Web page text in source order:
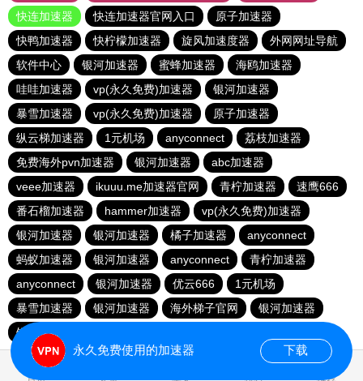
快连加速器
快连加速器官网入口
原子加速器
快鸭加速器
快柠檬加速器 旋风加速度器
外网网址导航
软件中心
银河加速器 蜜蜂加速器
海鸥加速器
哇哇加速器
vp(永久免费)加速器
银河加速器
暴雪加速器
vp(永久免费)加速器
原子加速器
纵云梯加速器
1元机场 anyconnect
荔枝加速器
免费海外pvn加速器
银河加速器
abc加速器
veee加速器
ikuuu.me加速器官网 青柠加速器
速鹰666
番石榴加速器
hammer加速器
vp(永久免费)加速器
银河加速器
银河加速器 橘子加速器
anyconnect
蚂蚁加速器
银河加速器 anyconnect
青柠加速器
anyconnect
银河加速器 优云666
1元机场
暴雪加速器
银河加速器 海外梯子官网
银河加速器
银河加速器
永久免费使用的加速器 下载